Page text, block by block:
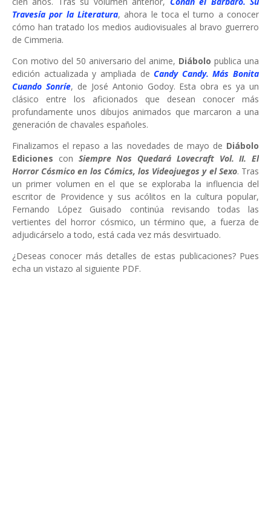
Travesía por la Literatura, ahora le toca el turno a conocer
cómo han tratado los medios audiovisuales al bravo guerrero
de Cimmeria.
Con motivo del 50 aniversario del anime, Diábolo publica una
edición actualizada y ampliada deCandy Candy. Más Bonita
Cuando Sonríe, de José Antonio Godoy. Esta obra es ya un
clásico entre los aficionados que desean conocer más
profundamente unos dibujos animados que marcaron a una
generación de chavales españoles.
Finalizamos el repaso a las novedades de mayo de Diábolo
Ediciones con Siempre Nos Quedará Lovecraft Vol. II. El
Horror Cósmico en los Cómics, los Videojuegos y el Sexo. Tras
un primer volumen en el que se exploraba la influencia del
escritor de Providence y sus acólitos en la cultura popular,
Fernando López Guisado continúa revisando todas las
vertientes del horror cósmico, un término que, a fuerza de
adjudicárselo a todo, está cada vez más desvirtuado.
¿Deseas conocer más detalles de estas publicaciones? Pues
echa un vistazo al siguiente PDF.